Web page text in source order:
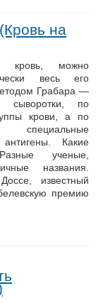
на
кровь, можно
весь его
Грабара —
сыворотки, по
крови, а по
антигены. Какие
ученые,
названия.
известный
премию